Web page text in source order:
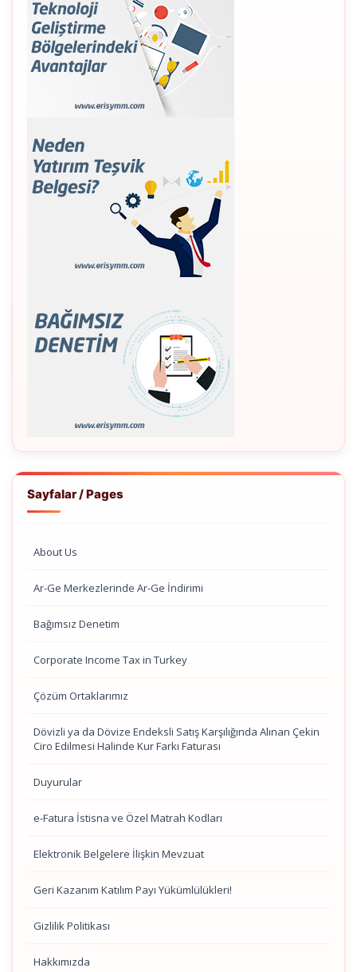
Sayfalar / Pages
About Us
Ar-Ge Merkezlerinde Ar-Ge İndirimi
Bağımsız Denetim
Corporate Income Tax in Turkey
Çözüm Ortaklarımız
Dövizli ya da Dövize Endeksli Satış Karşılığında Alınan Çekin
Ciro Edilmesi Halinde Kur Farkı Faturası
Duyurular
e-Fatura İstisna ve Özel Matrah Kodları
Elektronik Belgelere İlişkin Mevzuat
Geri Kazanım Katılım Payı Yükümlülükleri!
Gizlilik Politikası
Hakkımızda